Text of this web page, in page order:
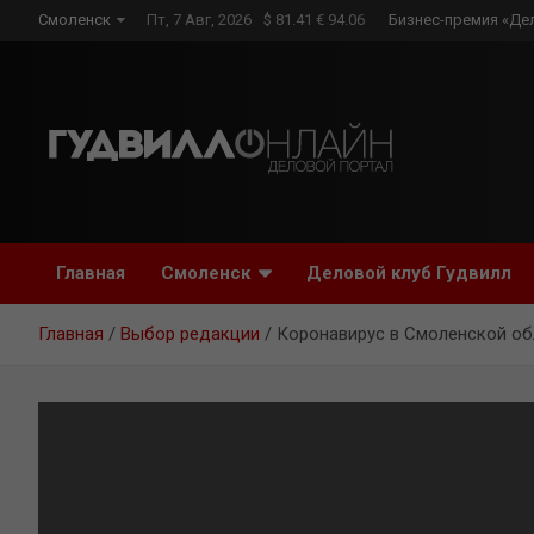
Смоленск Пт, 7 Авг, 2026 $ 81.41 € 94.06 Бизнес-премия
Главная Смоленск Деловой клуб Гудвилл
Главная Выбор редакции Коронавирус в Смоленской